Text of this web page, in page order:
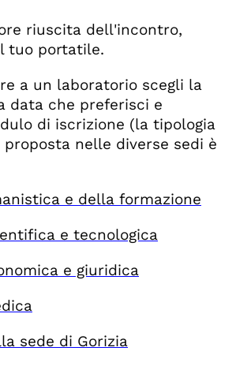
riuscita dell'incontro,
tuo portatile.
a un laboratorio scegli la
data che preferisci e
di iscrizione (la tipologia
nelle diverse sedi è
e della formazione
e tecnologica
e giuridica
sede di Gorizia